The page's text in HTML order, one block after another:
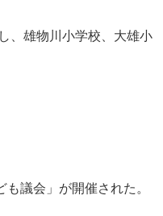
雄物川小学校、大雄小
議会」が開催された。